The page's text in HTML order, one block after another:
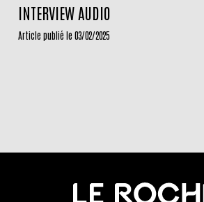
INTERVIEW AUDIO
Article publié le 03/02/2025